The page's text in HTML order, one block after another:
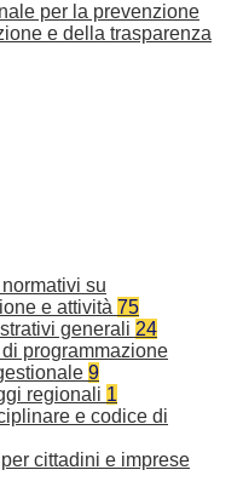
per la prevenzione
e della trasparenza
su
e attività 75
generali 24
programmazione
9
regionali 1
e codice di
cittadini e imprese